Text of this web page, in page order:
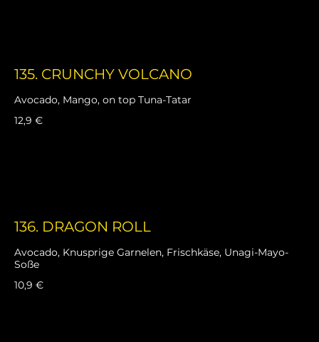
135. CRUNCHY VOLCANO
Avocado, Mango, on top Tuna-Tatar
12,9 €
136. DRAGON ROLL
Avocado, Knusprige Garnelen, Frischkäse, Unagi-Mayo-
Soße
10,9 €